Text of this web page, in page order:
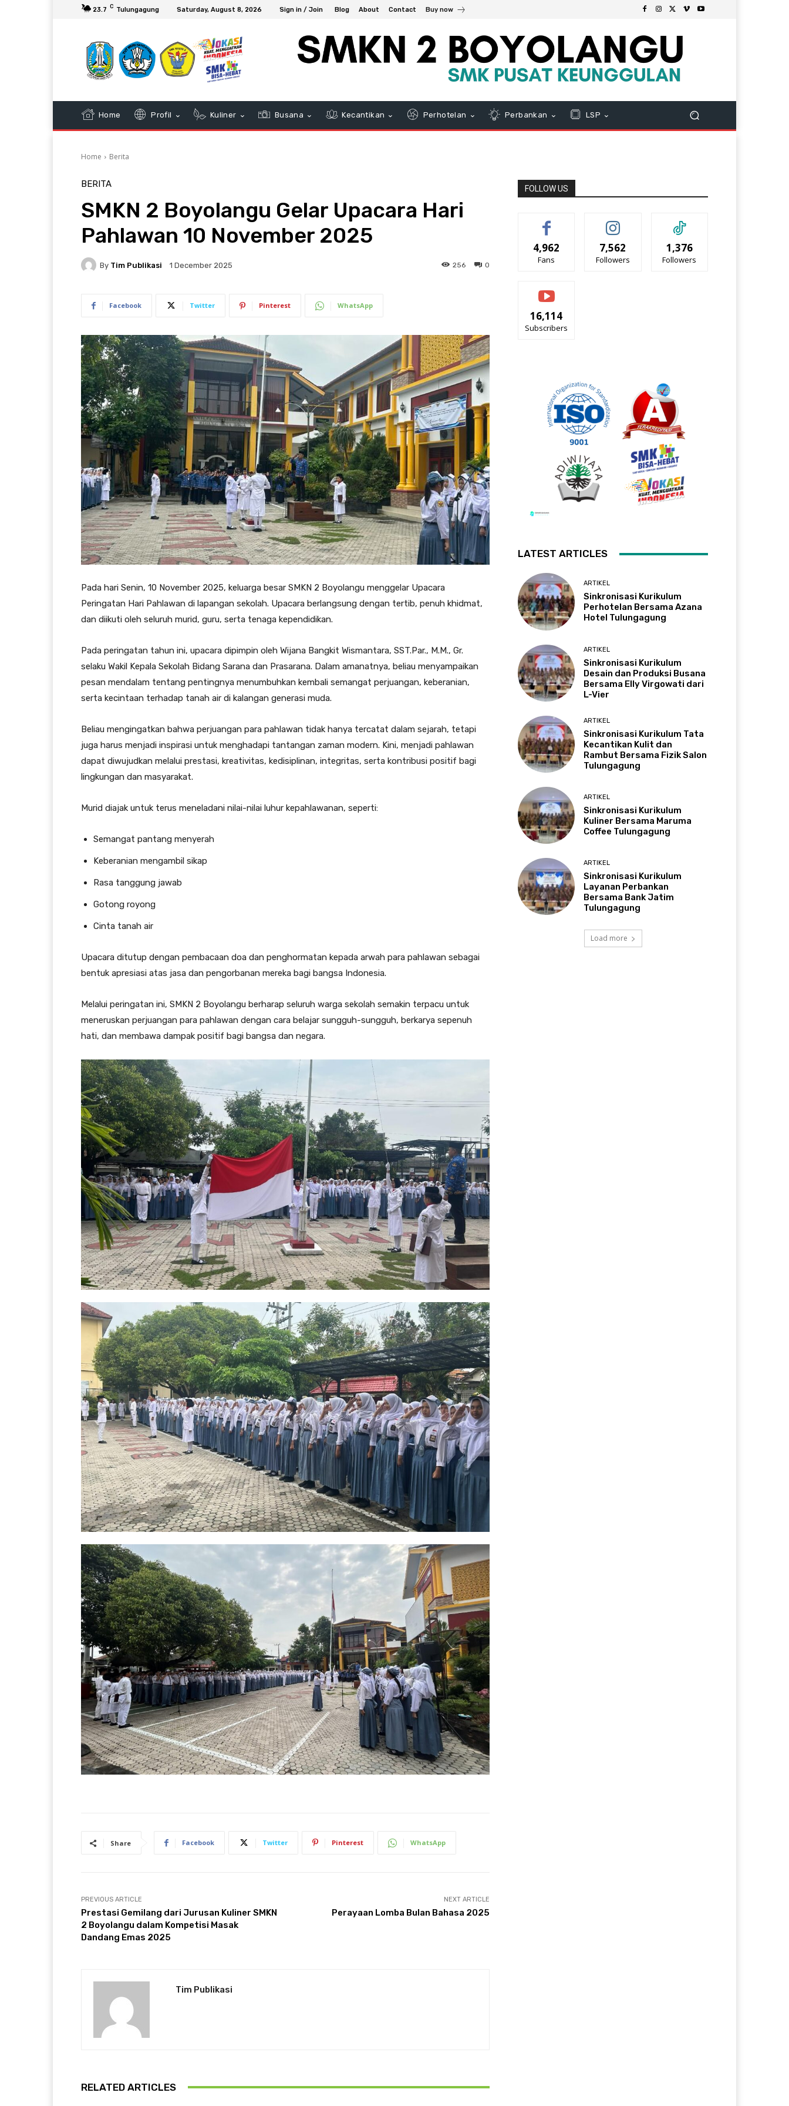
23.7 C Tulungagung Saturday, August 8, 2026 Sign in / Join Blog About Contact Buy now
Home Profil Kuliner Busana Kecantikan Perhotelan Perbankan LSP
Home Berita
BERITA
SMKN 2 Boyolangu Gelar Upacara Hari
Pahlawan 10 November 2025
By Tim Publikasi 1 December 2025 0
256
Facebook Twitter Pinterest WhatsApp
Pada hari Senin, 10 November 2025, keluarga besar SMKN 2 Boyolangu menggelar Upacara
Peringatan Hari Pahlawan di lapangan sekolah. Upacara berlangsung dengan tertib, penuh khidmat,
dan diikuti oleh seluruh murid, guru, serta tenaga kependidikan.
Pada peringatan tahun ini, upacara dipimpin oleh Wijana Bangkit Wismantara, SST.Par., M.M., Gr.
selaku Wakil Kepala Sekolah Bidang Sarana dan Prasarana. Dalam amanatnya, beliau menyampaikan
pesan mendalam tentang pentingnya menumbuhkan kembali semangat perjuangan, keberanian,
serta kecintaan terhadap tanah air di kalangan generasi muda.
Beliau mengingatkan bahwa perjuangan para pahlawan tidak hanya tercatat dalam sejarah, tetapi
juga harus menjadi inspirasi untuk menghadapi tantangan zaman modern. Kini, menjadi pahlawan
dapat diwujudkan melalui prestasi, kreativitas, kedisiplinan, integritas, serta kontribusi positif bagi
lingkungan dan masyarakat.
Murid diajak untuk terus meneladani nilai-nilai luhur kepahlawanan, seperti:
Semangat pantang menyerah
Keberanian mengambil sikap
Rasa tanggung jawab
Gotong royong
Cinta tanah air
Upacara ditutup dengan pembacaan doa dan penghormatan kepada arwah para pahlawan sebagai
bentuk apresiasi atas jasa dan pengorbanan mereka bagi bangsa Indonesia.
Melalui peringatan ini, SMKN 2 Boyolangu berharap seluruh warga sekolah semakin terpacu untuk
meneruskan perjuangan para pahlawan dengan cara belajar sungguh-sungguh, berkarya sepenuh
hati, dan membawa dampak positif bagi bangsa dan negara.
Share Facebook Twitter Pinterest WhatsApp
PREVIOUS ARTICLE
Prestasi Gemilang dari Jurusan Kuliner SMKN
2 Boyolangu dalam Kompetisi Masak
Dandang Emas 2025
NEXT ARTICLE
Perayaan Lomba Bulan Bahasa 2025
Tim Publikasi
RELATED ARTICLES
FOLLOW US
4,962
Fans
7,562
Followers
1,376
Followers
16,114
Subscribers
LATEST ARTICLES
ARTIKEL
Sinkronisasi Kurikulum
Perhotelan Bersama Azana
Hotel Tulungagung
ARTIKEL
Sinkronisasi Kurikulum
Desain dan Produksi Busana
Bersama Elly Virgowati dari
L-Vier
ARTIKEL
Sinkronisasi Kurikulum Tata
Kecantikan Kulit dan
Rambut Bersama Fizik Salon
Tulungagung
ARTIKEL
Sinkronisasi Kurikulum
Kuliner Bersama Maruma
Coffee Tulungagung
ARTIKEL
Sinkronisasi Kurikulum
Layanan Perbankan
Bersama Bank Jatim
Tulungagung
Load more